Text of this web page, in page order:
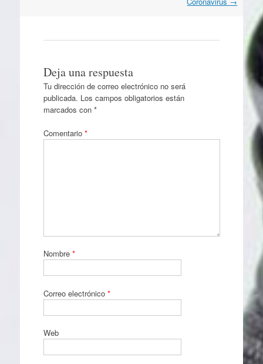
Deja una respuesta
Tu dirección de correo electrónico no será
publicada. Los campos obligatorios están
marcados con *
Comentario *
Nombre *
Correo electrónico *
Web